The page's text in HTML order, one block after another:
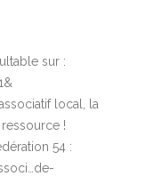
sur :
local, la
!
54 :